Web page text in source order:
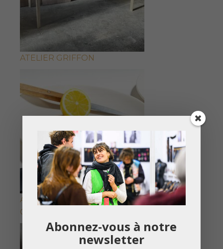
ATELIER GRIFFON
ATELIER ISABEL PAKCIARZ CREATION
CERAMIQUE
Abonnez-vous à notre
newsletter